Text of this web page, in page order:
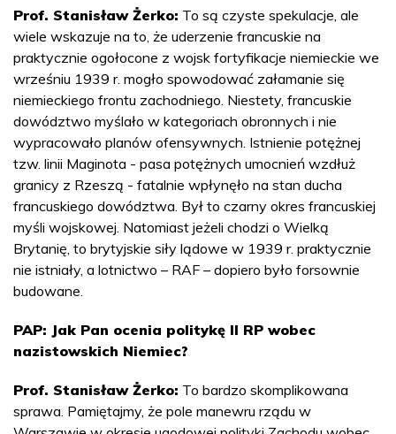
Prof. Stanisław Żerko: To są czyste spekulacje, ale
wiele wskazuje na to, że uderzenie francuskie na
praktycznie ogołocone z wojsk fortyfikacje niemieckie we
wrześniu 1939 r. mogło spowodować załamanie się
niemieckiego frontu zachodniego. Niestety, francuskie
dowództwo myślało w kategoriach obronnych i nie
wypracowało planów ofensywnych. Istnienie potężnej
tzw. linii Maginota - pasa potężnych umocnień wzdłuż
granicy z Rzeszą - fatalnie wpłynęło na stan ducha
francuskiego dowództwa. Był to czarny okres francuskiej
myśli wojskowej. Natomiast jeżeli chodzi o Wielką
Brytanię, to brytyjskie siły lądowe w 1939 r. praktycznie
nie istniały, a lotnictwo – RAF – dopiero było forsownie
budowane.
PAP: Jak Pan ocenia politykę II RP wobec
nazistowskich Niemiec?
Prof. Stanisław Żerko: To bardzo skomplikowana
sprawa. Pamiętajmy, że pole manewru rządu w